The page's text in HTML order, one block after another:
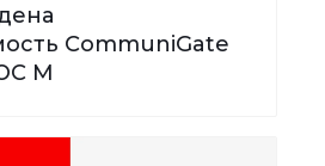
CommuniGate
М